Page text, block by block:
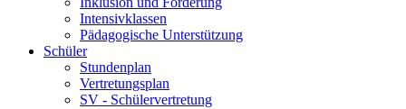
Intensivklassen
Pädagogische Unterstützung
Schüler
Stundenplan
Vertretungsplan
SV - Schülervertretung